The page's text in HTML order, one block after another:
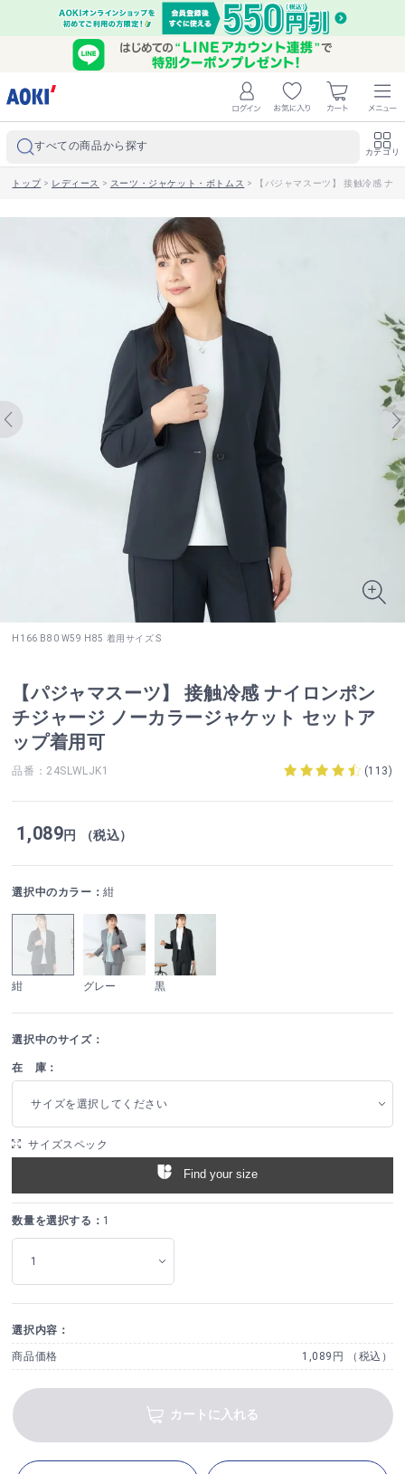
すべての商品から探す カテゴリ
トップ> レディース > スーツ・ジャケット・ボトムス > 【パジャマスーツ】 接触冷感 ナ
H166 B80 W59 H85 着用サイズ:S
【パジャマスーツ】 接触冷感 ナイロンポン
チジャージ ノーカラージャケット セットア
ップ着用可
品番：24SLWLJK1 (113)
1,089円 （税込）
選択中のカラー：紺
紺 グレー 黒
選択中のサイズ：
在 庫：
サイズを選択してください
サイズスペック
Find your size
数量を選択する： 1
選択内容：
商品価格 1,089円 （税込）
カートに入れる